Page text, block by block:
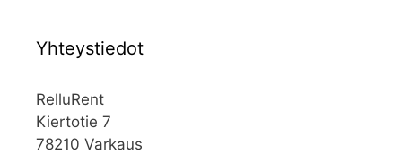
Yhteystiedot
RelluRent
Kiertotie 7
78210 Varkaus